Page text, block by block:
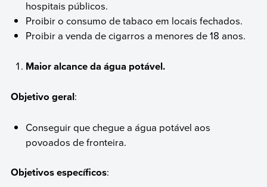
hospitais públicos.
Proibir o consumo de tabaco em locais fechados.
Proibir a venda de cigarros a menores de 18 anos.
Maior alcance da água potável.
Objetivo geral:
Conseguir que chegue a água potável aos
povoados de fronteira.
Objetivos específicos: